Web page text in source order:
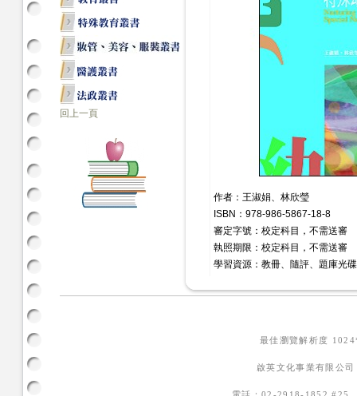
回上一頁
作者：王淑娟、林欣瑩
ISBN：978-986-5867-18-8
審定字號：校定科目，不需送審
執照期限：校定科目，不需送審
學習資源：教冊、隨評、題庫光碟
最佳瀏覽解析度
啟英文化事業有限公